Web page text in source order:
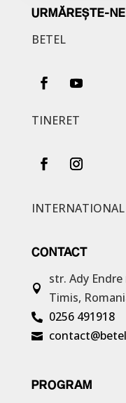
URMĂREȘTE-NE
BETEL
TINERET
INTERNATIONAL
CONTACT

str. Ady Endre
Timis,
 0256 491918

PROGRAM